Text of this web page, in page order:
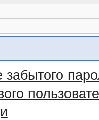
забытого